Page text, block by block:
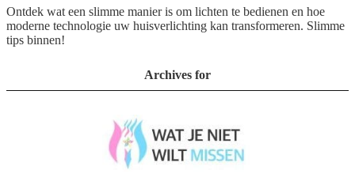
Ontdek wat een slimme manier is om lichten te bedienen en hoe
moderne technologie uw huisverlichting kan transformeren. Slimme
tips binnen!
Archives for